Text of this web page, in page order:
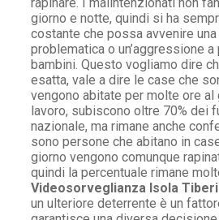
giorno e notte, quindi si ha
costante che possa avvenire una
problematica o un’aggressione
bambini. Questo vogliamo dire
esatta, vale a dire le case che
vengono abitate per molte ore al
lavoro, subiscono oltre 70% dei
nazionale, ma rimane anche
sono persone che abitano in
giorno vengono comunque
quindi la percentuale rimane
Videosorveglianza Isola
un ulteriore deterrente è un